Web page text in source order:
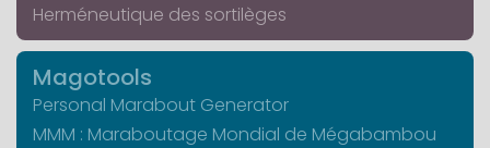
Herméneutique des sortilèges
Magotools
Personal Marabout Generator
MMM : Maraboutage Mondial de Mégabambou